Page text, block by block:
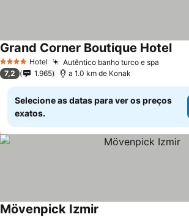
4 EstrelasHotel Autêntico banho turco e spa
Grand Corner Boutique Hotel
7,2 1.965 a 1.0 km de Konak
Selecione as datas para ver os preços
exatos.
Mövenpick Izmir